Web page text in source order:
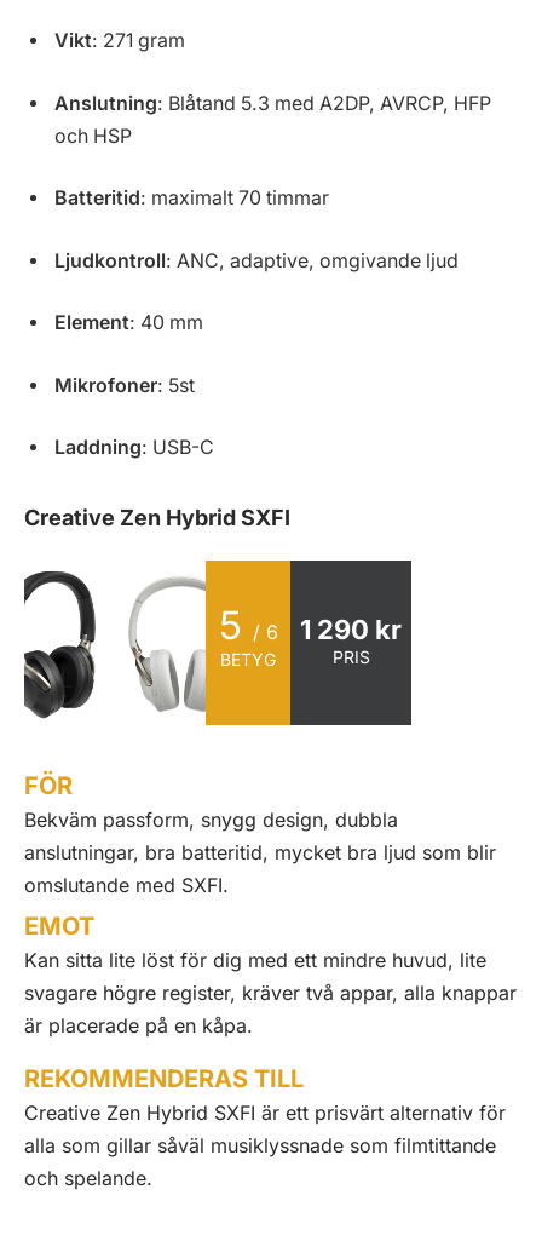
Vikt: 271 gram
Anslutning: Blåtand 5.3 med A2DP, AVRCP, HFP
och HSP
Batteritid: maximalt 70 timmar
Ljudkontroll: ANC, adaptive, omgivande ljud
Element: 40 mm
Mikrofoner: 5st
Laddning: USB-C
Creative Zen Hybrid SXFI
5 / 6
BETYG
1 290 kr
PRIS
FÖR
Bekväm passform, snygg design, dubbla
anslutningar, bra batteritid, mycket bra ljud som blir
omslutande med SXFI.
EMOT
Kan sitta lite löst för dig med ett mindre huvud, lite
svagare högre register, kräver två appar, alla knappar
är placerade på en kåpa.
REKOMMENDERAS TILL
Creative Zen Hybrid SXFI är ett prisvärt alternativ för
alla som gillar såväl musiklyssnade som filmtittande
och spelande.